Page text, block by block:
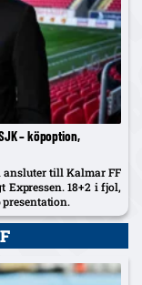
– köpoption,
ansluter till Kalmar FF
18+2 i fjol,